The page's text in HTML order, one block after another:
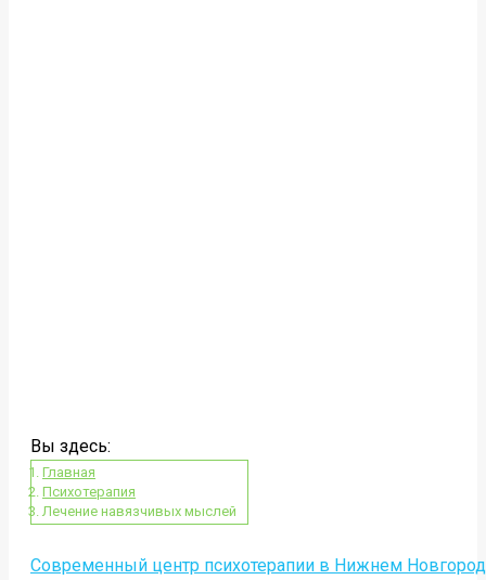
Вы здесь:
Главная
Психотерапия
Лечение навязчивых мыслей
Современный центр психотерапии в Нижнем